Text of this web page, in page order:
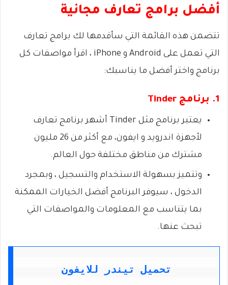
أفضل برامج تعارف مجانية
تتضمن هذه القائمة التي سأقدمها لك برامج تعارف
التي تعمل على Android و iPhone ، اقرأ مواصفات كل
برنامج واختر أفضل ما يناسبك:
1. برنامج Tinder
يعتبر برنامج مثل Tinder أشهر برنامج تعارف
لأجهزة اندرويد و ايفون، مع أكثر من 26 مليون
مشترك من مناطق مختلفة حول العالم.
وتتميز بسهولة الاستخدام والتسجيل ، وبمجرد
الدخول ، سيوفر البرنامج أفضل الخيارات الممكنة
بما يتناسب مع المعلومات والمواصفات التي
تبحث عنها.
تحميل تيندر للايفون